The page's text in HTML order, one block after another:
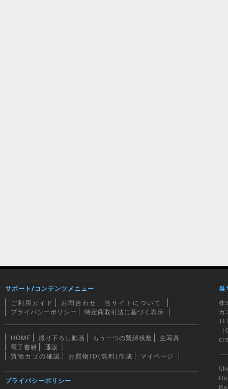
サポート/コンテンツメニュー
ご利用ガイド
お問合わせ
当サイトについて
プライバシーポリシー
特定商取引法に基づく表示
HOME 撮り下ろし動画 もう一つの緊縛桟敷
生写真
電子書籍
通販
買物カゴの確認
お買物ID(無料)作成 マイページ
プライバシーポリシー
当
株
カ